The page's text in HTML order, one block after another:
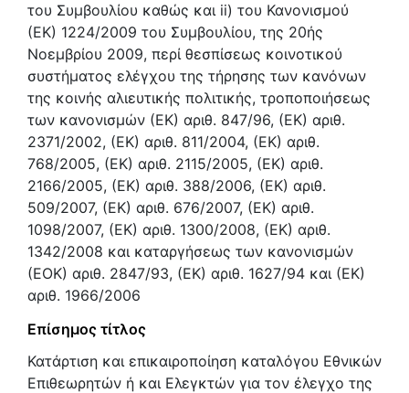
του Συμβουλίου καθώς και ii) του Κανονισμού
(ΕΚ) 1224/2009 του Συμβουλίου, της 20ής
Νοεμβρίου 2009, περί θεσπίσεως κοινοτικού
συστήματος ελέγχου της τήρησης των κανόνων
της κοινής αλιευτικής πολιτικής, τροποποιήσεως
των κανονισμών (ΕΚ) αριθ. 847/96, (ΕΚ) αριθ.
2371/2002, (ΕΚ) αριθ. 811/2004, (ΕΚ) αριθ.
768/2005, (ΕΚ) αριθ. 2115/2005, (ΕΚ) αριθ.
2166/2005, (ΕΚ) αριθ. 388/2006, (ΕΚ) αριθ.
509/2007, (ΕΚ) αριθ. 676/2007, (ΕΚ) αριθ.
1098/2007, (ΕΚ) αριθ. 1300/2008, (ΕΚ) αριθ.
1342/2008 και καταργήσεως των κανονισμών
(ΕΟΚ) αριθ. 2847/93, (ΕΚ) αριθ. 1627/94 και (ΕΚ)
αριθ. 1966/2006
Επίσημος τίτλος
Κατάρτιση και επικαιροποίηση καταλόγου Εθνικών
Επιθεωρητών ή και Ελεγκτών για τον έλεγχο της